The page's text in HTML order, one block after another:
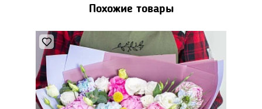
Похожие товары